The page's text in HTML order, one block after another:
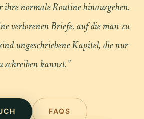
ihre normale Routine hinausgehen.
verlorenen Briefe, auf die man zu
ungeschriebene Kapitel, die nur
schreiben kannst.”
FAQS